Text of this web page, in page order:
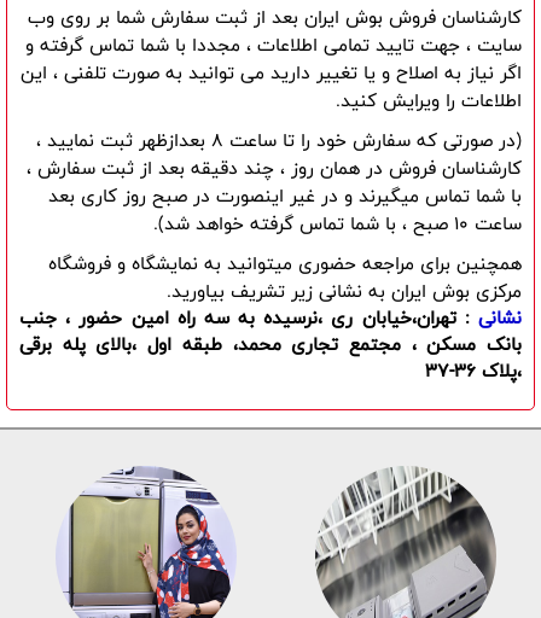
کارشناسان فروش بوش ایران بعد از ثبت سفارش شما بر روی وب
سایت ، جهت تایید تمامی اطلاعات ، مجددا با شما تماس گرفته و
اگر نیاز به اصلاح و یا تغییر دارید می توانید به صورت تلفنی ، این
اطلاعات را ویرایش کنید.
(در صورتی که سفارش خود را تا ساعت 8 بعدازظهر ثبت نمایید ،
کارشناسان فروش در همان روز ، چند دقیقه بعد از ثبت سفارش ،
با شما تماس میگیرند و در غیر اینصورت در صبح روز کاری بعد
ساعت 10 صبح ، با شما تماس گرفته خواهد شد).
همچنین برای مراجعه حضوری میتوانید به نمایشگاه و فروشگاه
مرکزی بوش ایران به نشانی زیر تشریف بیاورید.
نشانی: تهران،خیابان ری ،نرسیده به سه راه امین حضور ، جنب
بانک مسکن ، مجتمع تجاری محمد، طبقه اول ،بالای پله برقی
،پلاک 36-37